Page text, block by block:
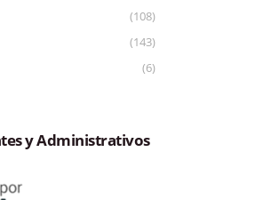
(108)
(143)
(6)
y Administrativos